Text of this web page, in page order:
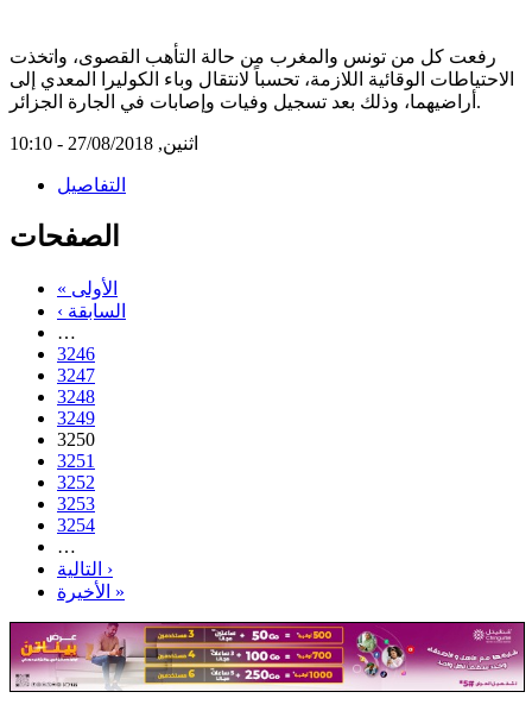
رفعت كل من تونس والمغرب من حالة التأهب القصوى، واتخذت
الاحتياطات الوقائية اللازمة، تحسباً لانتقال وباء الكوليرا المعدي إلى
أراضيهما، وذلك بعد تسجيل وفيات وإصابات في الجارة الجزائر.
اثنين, 27/08/2018 - 10:10
التفاصيل
الصفحات
« الأولى
‹ السابقة
…
3246
3247
3248
3249
3250
3251
3252
3253
3254
…
التالية ›
الأخيرة »